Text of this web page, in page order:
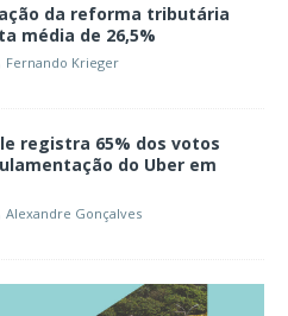
da reforma tributária
média de 26,5%
Fernando Krieger
registra 65% dos votos
do Uber em
Alexandre Gonçalves